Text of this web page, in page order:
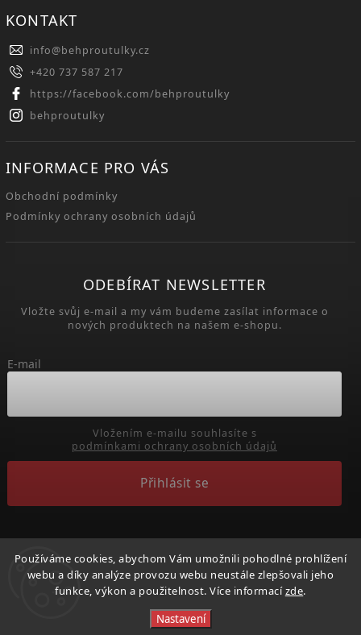
Používáme cookies, abychom Vám umožnili pohodlné prohlížení
webu a díky analýze provozu webu neustále zlepšovali jeho
funkce, výkon a použitelnost. Více informacízde.
Nastavení
KONTAKT
info@behproutulky.cz
+420 737 587 217
https://facebook.com/behproutulky
behproutulky
INFORMACE PRO VÁS
Obchodní podmínky
Podmínky ochrany osobních údajů
ODEBÍRAT NEWSLETTER
Vložte svůj e-mail a my vám budeme zasílat informace o
nových produktech na našem e-shopu.
E-mail
podmínkami ochrany osobních údajů
Přihlásit se
Copyright 2026Běhejme a pomáhejme útulkům. Všechna
práva vyhrazena.
Shoptet| Design